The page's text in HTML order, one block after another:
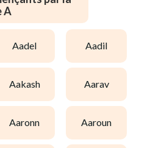
A
aadel aadil
aakash aarav
aaronn aaroun